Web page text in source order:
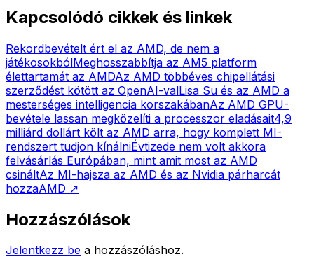
Kapcsolódó cikkek és linkek
Rekordbevételt ért el az AMD, de nem a
játékosokbólMeghosszabbítja az AM5 platform
élettartamát az AMDAz AMD többéves chipellátási
szerződést kötött az OpenAI-valLisa Su és az AMD a
mesterséges intelligencia korszakábanAz AMD GPU-
bevétele lassan megközelíti a processzor eladásait4,9
milliárd dollárt költ az AMD arra, hogy komplett MI-
rendszert tudjon kínálniÉvtizede nem volt akkora
felvásárlás Európában, mint amit most az AMD
csináltAz MI-hajsza az AMD és az Nvidia párharcát
hozzaAMD ↗
Hozzászólások
Jelentkezz be a hozzászóláshoz.